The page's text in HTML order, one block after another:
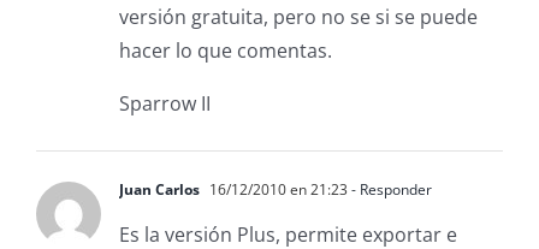
versión gratuita, pero no se si se puede
hacer lo que comentas.
Sparrow II
Juan Carlos 16/12/2010 en 21:23- Responder
Es la versión Plus, permite exportar e